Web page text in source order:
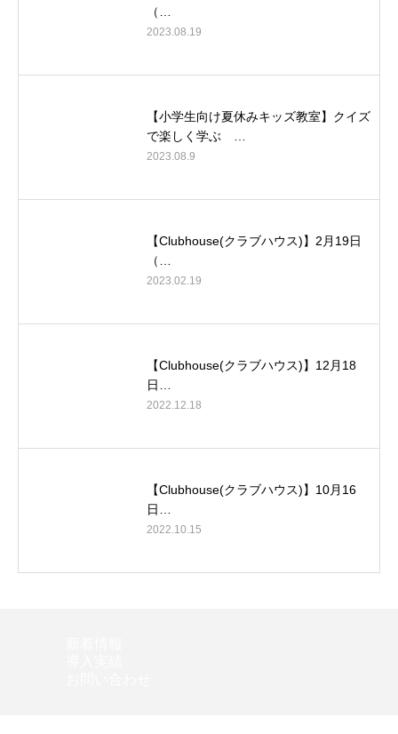
（…
2023.08.19
【小学生向け夏休みキッズ教室】クイズ
で楽しく学ぶ …
2023.08.9
【Clubhouse(クラブハウス)】2月19日
（…
2023.02.19
【Clubhouse(クラブハウス)】12月18
日…
2022.12.18
【Clubhouse(クラブハウス)】10月16
日…
2022.10.15